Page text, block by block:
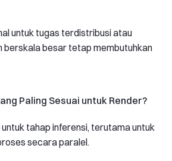
untuk tugas terdistribusi atau
berskala besar tetap membutuhkan
Paling Sesuai untuk Render?
tahap inferensi, terutama untuk
secara paralel.